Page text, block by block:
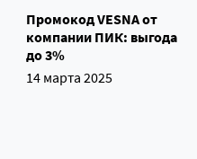
Промокод VESNA от
компании ПИК: выгода
до 3%
14 марта 2025